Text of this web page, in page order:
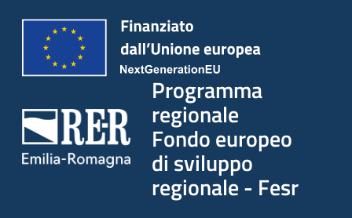
Programma
regionale
Fondo europeo
di sviluppo
regionale - Fesr